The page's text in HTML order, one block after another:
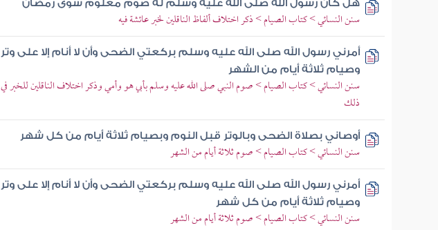
هل كان رسول الله صلى الله عليه وسلم له صوم معلوم سوى رمضان
سنن النسائي > كتاب الصيام > ذكر اختلاف ألفاظ الناقلين لخبر عائشة فيه
أمرني رسول الله صلى الله عليه وسلم بركعتي الضحى وأن لا أنام إلا على وتر
وصيام ثلاثة أيام من الشهر
سنن النسائي > كتاب الصيام > صوم النبي صلى الله عليه وسلم بأبي هو وأمي وذكر اختلاف الناقلين للخبر في
ذلك
أوصاني بصلاة الضحى وبالوتر قبل النوم وبصيام ثلاثة أيام من كل شهر
سنن النسائي > كتاب الصيام > صوم ثلاثة أيام من الشهر
أمرني رسول الله صلى الله عليه وسلم بركعتي الضحى وأن لا أنام إلا على وتر
وصيام ثلاثة أيام من كل شهر
سنن النسائي > كتاب الصيام > صوم ثلاثة أيام من الشهر